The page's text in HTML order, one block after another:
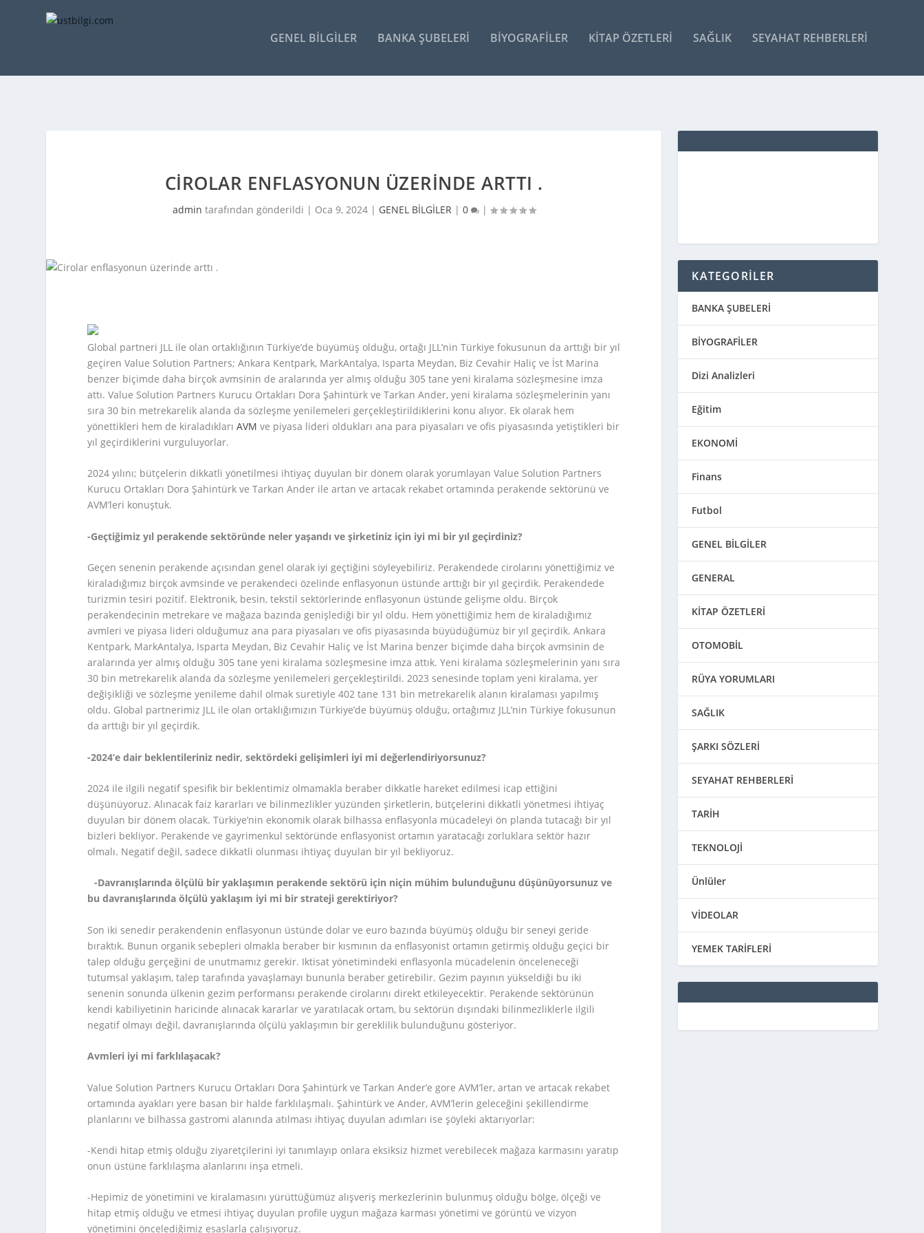
GENEL BILGILER BANKA ŞUBELERI BIYOGRAFILER KITAP ÖZETLERI SAĞLIK SEYAHAT REHBERLERI
CIROLAR ENFLASYONUN ÜZERINDE ARTTI .
admin tarafından gönderildi | Oca 9, 2024| GENEL BİLGİLER| 0 |
Global partneri JLL ile olan ortaklığının Türkiye’de büyümüş olduğu, ortağı JLL’nin Türkiye fokusunun da arttığı bir yıl
geçiren Value Solution Partners; Ankara Kentpark, MarkAntalya, Isparta Meydan, Biz Cevahir Haliç ve İst Marina
benzer biçimde daha birçok avmsinin de aralarında yer almış olduğu 305 tane yeni kiralama sözleşmesine imza
attı. Value Solution Partners Kurucu Ortakları Dora Şahintürk ve Tarkan Ander, yeni kiralama sözleşmelerinin yanı
sıra 30 bin metrekarelik alanda da sözleşme yenilemeleri gerçekleştirildiklerini konu alıyor. Ek olarak hem
yönettikleri hem de kiraladıklarıAVM ve piyasa lideri oldukları ana para piyasaları ve ofis piyasasında yetiştikleri bir
yıl geçirdiklerini vurguluyorlar.
2024 yılını; bütçelerin dikkatli yönetilmesi ihtiyaç duyulan bir dönem olarak yorumlayan Value Solution Partners
Kurucu Ortakları Dora Şahintürk ve Tarkan Ander ile artan ve artacak rekabet ortamında perakende sektörünü ve
AVM’leri konuştuk.
-Geçtiğimiz yıl perakende sektöründe neler yaşandı ve şirketiniz için iyi mi bir yıl geçirdiniz?
Geçen senenin perakende açısından genel olarak iyi geçtiğini söyleyebiliriz. Perakendede cirolarını yönettiğimiz ve
kiraladığımız birçok avmsinde ve perakendeci özelinde enflasyonun üstünde arttığı bir yıl geçirdik. Perakendede
turizmin tesiri pozitif. Elektronik, besin, tekstil sektörlerinde enflasyonun üstünde gelişme oldu. Birçok
perakendecinin metrekare ve mağaza bazında genişlediği bir yıl oldu. Hem yönettiğimiz hem de kiraladığımız
avmleri ve piyasa lideri olduğumuz ana para piyasaları ve ofis piyasasında büyüdüğümüz bir yıl geçirdik. Ankara
Kentpark, MarkAntalya, Isparta Meydan, Biz Cevahir Haliç ve İst Marina benzer biçimde daha birçok avmsinin de
aralarında yer almış olduğu 305 tane yeni kiralama sözleşmesine imza attık. Yeni kiralama sözleşmelerinin yanı sıra
30 bin metrekarelik alanda da sözleşme yenilemeleri gerçekleştirildi. 2023 senesinde toplam yeni kiralama, yer
değişikliği ve sözleşme yenileme dahil olmak suretiyle 402 tane 131 bin metrekarelik alanın kiralaması yapılmış
oldu. Global partnerimiz JLL ile olan ortaklığımızın Türkiye’de büyümüş olduğu, ortağımız JLL’nin Türkiye fokusunun
da arttığı bir yıl geçirdik.
-2024’e dair beklentileriniz nedir, sektördeki gelişimleri iyi mi değerlendiriyorsunuz?
2024 ile ilgili negatif spesifik bir beklentimiz olmamakla beraber dikkatle hareket edilmesi icap ettiğini
düşünüyoruz. Alınacak faiz kararları ve bilinmezlikler yüzünden şirketlerin, bütçelerini dikkatli yönetmesi ihtiyaç
duyulan bir dönem olacak. Türkiye’nin ekonomik olarak bilhassa enflasyonla mücadeleyi ön planda tutacağı bir yıl
bizleri bekliyor. Perakende ve gayrimenkul sektöründe enflasyonist ortamın yaratacağı zorluklara sektör hazır
olmalı. Negatif değil, sadece dikkatli olunması ihtiyaç duyulan bir yıl bekliyoruz.
-Davranışlarında ölçülü bir yaklaşımın perakende sektörü için niçin mühim bulunduğunu düşünüyorsunuz ve
bu davranışlarında ölçülü yaklaşım iyi mi bir strateji gerektiriyor?
Son iki senedir perakendenin enflasyonun üstünde dolar ve euro bazında büyümüş olduğu bir seneyi geride
bıraktık. Bunun organik sebepleri olmakla beraber bir kısmının da enflasyonist ortamın getirmiş olduğu geçici bir
talep olduğu gerçeğini de unutmamız gerekir. Iktisat yönetimindeki enflasyonla mücadelenin önceleneceği
tutumsal yaklaşım, talep tarafında yavaşlamayı bununla beraber getirebilir. Gezim payının yükseldiği bu iki
senenin sonunda ülkenin gezim performansı perakende cirolarını direkt etkileyecektir. Perakende sektörünün
kendi kabiliyetinin haricinde alınacak kararlar ve yaratılacak ortam, bu sektörün dışındaki bilinmezliklerle ilgili
negatif olmayı değil, davranışlarında ölçülü yaklaşımın bir gereklilik bulunduğunu gösteriyor.
Avmleri iyi mi farklılaşacak?
Value Solution Partners Kurucu Ortakları Dora Şahintürk ve Tarkan Ander’e gore AVM’ler, artan ve artacak rekabet
ortamında ayakları yere basan bir halde farklılaşmalı. Şahintürk ve Ander, AVM’lerin geleceğini şekillendirme
planlarını ve bilhassa gastromi alanında atılması ihtiyaç duyulan adımları ise şöyleki aktarıyorlar:
-Kendi hitap etmiş olduğu ziyaretçilerini iyi tanımlayıp onlara eksiksiz hizmet verebilecek mağaza karmasını yaratıp
onun üstüne farklılaşma alanlarını inşa etmeli.
-Hepimiz de yönetimini ve kiralamasını yürüttüğümüz alışveriş merkezlerinin bulunmuş olduğu bölge, ölçeği ve
hitap etmiş olduğu ve etmesi ihtiyaç duyulan profile uygun mağaza karması yönetimi ve görüntü ve vizyon
yönetimini öncelediğimiz esaslarla çalışıyoruz.
KATEGORİLER
BANKA ŞUBELERİ
BİYOGRAFİLER
Dizi Analizleri
Eğitim
EKONOMİ
Finans
Futbol
GENEL BİLGİLER
GENERAL
KİTAP ÖZETLERİ
OTOMOBİL
RÜYA YORUMLARI
SAĞLIK
ŞARKI SÖZLERİ
SEYAHAT REHBERLERİ
TARİH
TEKNOLOJİ
Ünlüler
VİDEOLAR
YEMEK TARİFLERİ